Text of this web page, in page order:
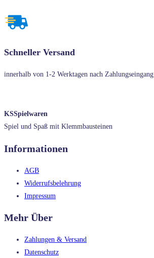
Schneller Versand
innerhalb von 1-2 Werktagen nach Zahlungseingang
KSSpielwaren
Spiel und Spaß mit Klemmbausteinen
Informationen
AGB
Widerrufsbelehrung
Impressum
Mehr Über
Zahlungen & Versand
Datenschutz